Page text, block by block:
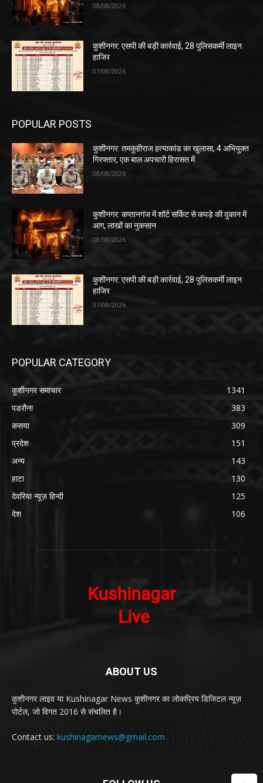
08/08/2026
कुशीनगर: एसपी की बड़ी कार्रवाई, 28 पुलिसकर्मी लाइन
हाजिर
07/08/2026
POPULAR POSTS
कुशीनगर: तमकुहीराज हत्याकांड का खुलासा, 4 अभियुक्त
गिरफ्तार, एक बाल अपचारी हिरासत में
08/08/2026
कुशीनगर: कप्तानगंज में शॉर्ट सर्किट से कपड़े की दुकान में
आग, लाखों का नुकसान
08/08/2026
कुशीनगर: एसपी की बड़ी कार्रवाई, 28 पुलिसकर्मी लाइन
हाजिर
07/08/2026
POPULAR CATEGORY
कुशीनगर समाचार
1341
पडरौना
383
कसया
309
प्रदेश
151
अन्य
143
हाटा
130
देवरिया न्यूज़ हिन्दी
125
देश
106
ABOUT US
कुशीनगर लाइव या Kushinagar News कुशीनगर का लोकप्रिय डिजिटल न्यूज़
पोर्टल, जो विगत 2016 से संचलित है।
Contact us: kushinagarnews@gmail.com